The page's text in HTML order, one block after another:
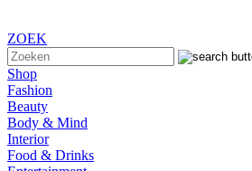
ZOEK
Shop
Fashion
Beauty
Body & Mind
Interior
Food & Drinks